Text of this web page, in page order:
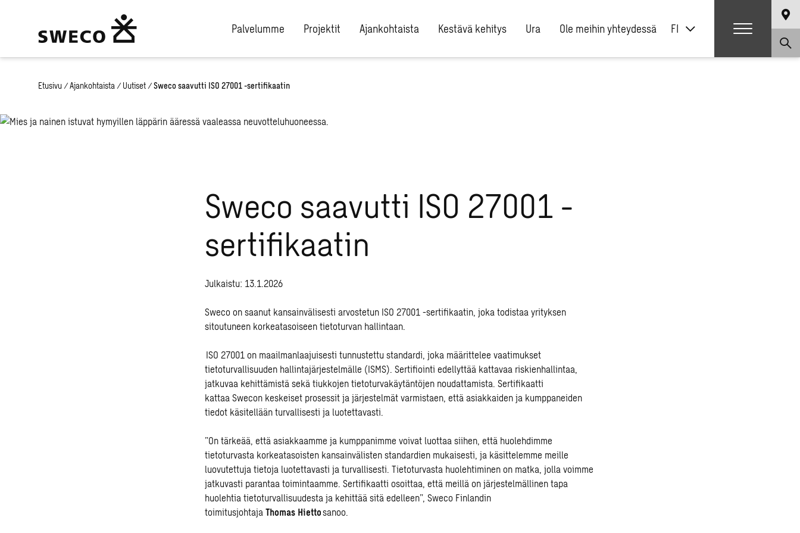
Palvelumme Projektit Ajankohtaista Kestävä kehitys Ura Ole meihin yhteydessä FI
Etusivu / Ajankohtaista / Uutiset / Sweco saavutti ISO 27001 -sertifikaatin
Sweco saavutti ISO 27001 -
sertifikaatin
Julkaistu: 13.1.2026
Sweco on saanut kansainvälisesti arvostetun ISO 27001 -sertifikaatin, joka todistaa yrityksen
sitoutuneen korkeatasoiseen tietoturvan hallintaan.
ISO 27001 on maailmanlaajuisesti tunnustettu standardi, joka määrittelee vaatimukset
tietoturvallisuuden hallintajärjestelmälle (ISMS). Sertifiointi edellyttää kattavaa riskienhallintaa,
jatkuvaa kehittämistä sekä tiukkojen tietoturvakäytäntöjen noudattamista. Sertifikaatti
kattaa Swecon keskeiset prosessit ja järjestelmät varmistaen, että asiakkaiden ja kumppaneiden
tiedot käsitellään turvallisesti ja luotettavasti.
”On tärkeää, että asiakkaamme ja kumppanimme voivat luottaa siihen, että huolehdimme
tietoturvasta korkeatasoisten kansainvälisten standardien mukaisesti, ja käsittelemme meille
luovutettuja tietoja luotettavasti ja turvallisesti. Tietoturvasta huolehtiminen on matka, jolla voimme
jatkuvasti parantaa toimintaamme. Sertifikaatti osoittaa, että meillä on järjestelmällinen tapa
huolehtia tietoturvallisuudesta ja kehittää sitä edelleen”, Sweco Finlandin
toimitusjohtaja Thomas Hiettosanoo.